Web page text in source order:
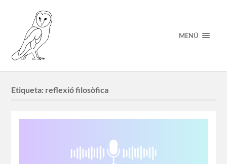
MENÚ
Etiqueta: reflexió filosòfica